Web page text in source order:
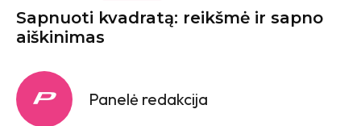
Sapnuoti kvadratą: reikšmė ir sapno
aiškinimas
Panelė redakcija